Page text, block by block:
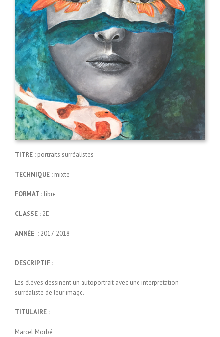
TITRE : portraits surréalistes
TECHNIQUE : mixte
FORMAT : libre
CLASSE : 2E
ANNÉE : 2017-2018
DESCRIPTIF :
Les élèves dessinent un autoportrait avec une interpretation
surréaliste de leur image.
TITULAIRE :
Marcel Morbé